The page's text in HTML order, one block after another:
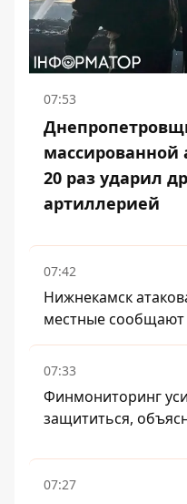
07:53
массированной
20 раз ударил
артиллерией
07:42
Нижнекамск
местные
07:33
Финмониторинг
защититься,
07:27